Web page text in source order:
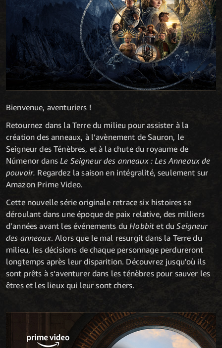
Bienvenue, aventuriers !
Retournez dans la Terre du milieu pour assister à la
création des anneaux, à l’avènement de Sauron, le
Seigneur des Ténèbres, et à la chute du royaume de
Númenor dansLe Seigneur des anneaux : Les Anneaux de
pouvoir. Regardez la saison en intégralité, seulement sur
Amazon Prime Video.
Cette nouvelle série originale retrace six histoires se
déroulant dans une époque de paix relative, des milliers
d’années avant les événements duHobbitet duSeigneur
des anneaux. Alors que le mal resurgit dans la Terre du
milieu, les décisions de chaque personnage perdureront
longtemps après leur disparition. Découvrez jusqu'où ils
sont prêts à s’aventurer dans les ténèbres pour sauver les
êtres et les lieux qui leur sont chers.